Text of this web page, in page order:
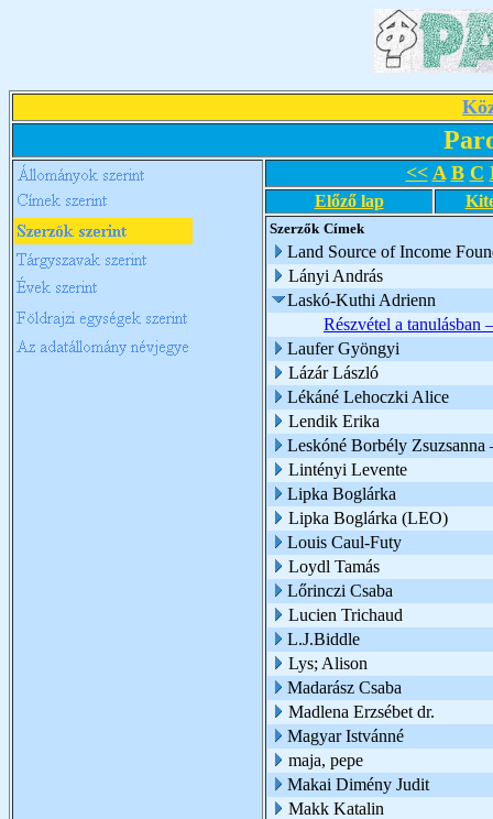
<< A B C
Előző lap
Szerzők Címek
Land Source of Income
Lányi András
Laskó-Kuthi Adrienn
Részvétel a tanulásban
Laufer Gyöngyi
Lázár László
Lékáné Lehoczki Alice
Lendik Erika
Leskóné Borbély Zsuzsanna
Lintényi Levente
Lipka Boglárka
Lipka Boglárka (LEO)
Louis Caul-Futy
Loydl Tamás
Lőrinczi Csaba
Lucien Trichaud
L.J.Biddle
Lys; Alison
Madarász Csaba
Madlena Erzsébet dr.
Magyar Istvánné
maja, pepe
Makai Dimény Judit
Makk Katalin